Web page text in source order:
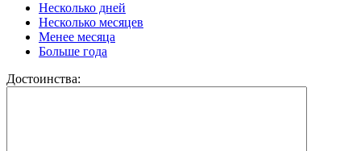
Несколько дней
Несколько месяцев
Менее месяца
Больше года
Достоинства: